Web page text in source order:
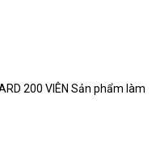
200 VIÊN Sản phẩm làm